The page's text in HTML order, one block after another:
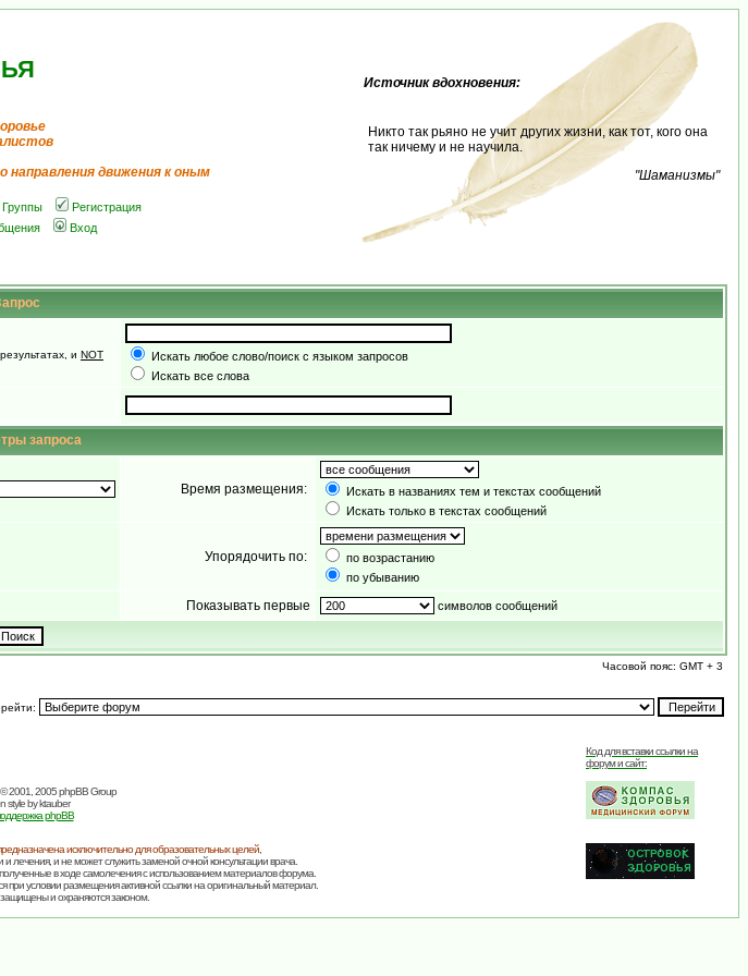
направления движения к оным
Группы
Регистрация
Вход
Источник вдохновения:
Никто так рьяно не учит других жизни, как тот, кого она
так ничему и не научила.
"Шаманизмы"
и NOT
Искать любое слово/поиск с языком запросов
Искать все слова
запроса
Время размещения:
Искать в названиях тем и текстах сообщений
Искать только в текстах сообщений
Упорядочить по:
по возрастанию
по убыванию
Показывать первые символов сообщений
Часовой пояс: GMT + 3
© 2001, 2005 phpBB Group
style byktauber
phpBB
Код для вставки ссылки на
форум и сайт:
исключительно для образовательных целей,
лечения, и не может служить заменой очной консультации врача.
в ходе самолечения с использованием материалов форума.
условии размещения активной ссылки на оригинальный материал.
и охраняются законом.